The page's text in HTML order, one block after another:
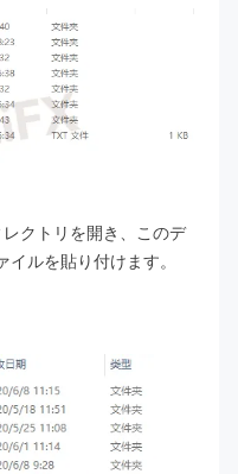
クトリを開き、このデ
ルを貼り付けます。